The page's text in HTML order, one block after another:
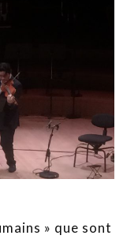
» que sont